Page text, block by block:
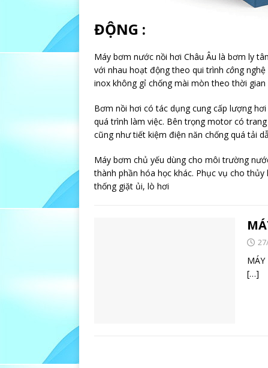
ĐỘNG :
Máy bơm nước nồi hơi Châu Âu là bơm ly
với nhau hoạt động theo qui trình công
inox không gỉ chống mài mòn theo thời gian
Bơm nồi hơi có tác dụng cung cấp lượng
quá trình làm việc. Bên trọng motor có
cũng như tiết kiệm điện năn chống quá tải
Máy bơm chủ yếu dùng cho môi trường
thành phần hóa học khác. Phục vụ cho
thống giặt ủi, lò hơi
[…]